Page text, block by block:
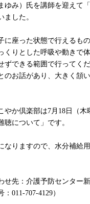
ゆみ）氏を講師を迎えて
ました。
に座った状態で行えるも
くりとした呼吸や動きで
ずできる範囲で行ってく
のお話があり、大きく頷
やか倶楽部は7月18日（木
聴について」です。
なりますので、水分補給
せ先：介護予防センター
：011-707-4129）